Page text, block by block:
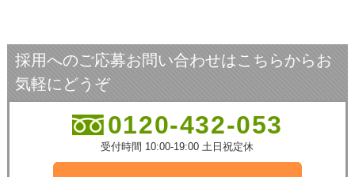
採用へのご応募お問い合わせはこちらからお
気軽にどうぞ
0120-432-053
受付時間 10:00-19:00 土日祝定休